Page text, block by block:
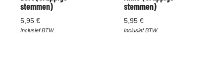
stemmen)
5,95 €
Inclusief BTW.
stemmen)
5,95 €
Inclusief BTW.